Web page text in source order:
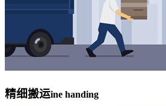
精细搬运ine handing